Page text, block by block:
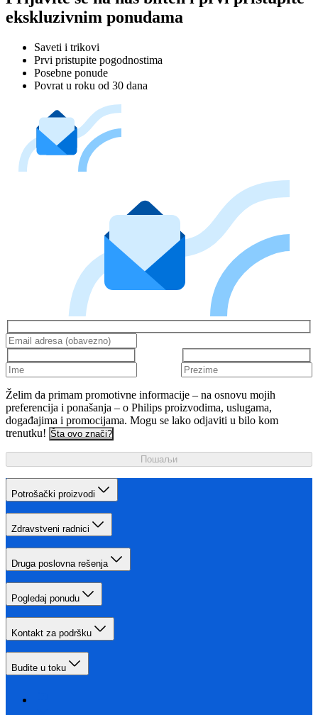
ekskluzivnim ponudama
Saveti i trikovi
Prvi pristupite pogodnostima
Posebne ponude
Povrat u roku od 30 dana
Želim da primam promotivne informacije – na osnovu mojih
preferencija i ponašanja – o Philips proizvodima, uslugama,
događajima i promocijama. Mogu se lako odjaviti u bilo kom
trenutku! Šta ovo znači?
Пошаљи
Potrošački proizvodi
Zdravstveni radnici
Druga poslovna rešenja
Pogledaj ponudu
Kontakt za podršku
Budite u toku